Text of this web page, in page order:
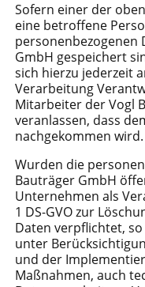
Sofern einer der
eine betroffene
personenbezogenen
GmbH gespeichert
sich hierzu jederzeit
Verarbeitung
Mitarbeiter der Vogl
veranlassen, dass
nachgekommen wird.
Wurden die
Bauträger GmbH
Unternehmen als
1 DS-GVO zur
Daten verpflichtet,
unter
und der
Maßnahmen, auch